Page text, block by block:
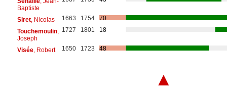
Baptiste
Siret, Nicolas 1663 1754
70
Touchemoulin,
Joseph
1727 1801 18
Visée, Robert 1650 1723 48
▲